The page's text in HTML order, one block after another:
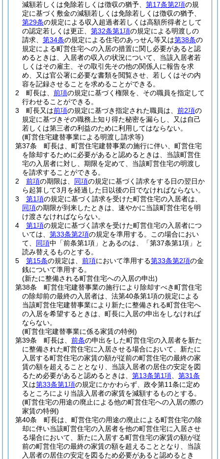
減額若しくは免除若しくは徴収の猶予、 第17条第2項の規
定に基づく敷金の減額若しくは免除若しくは徴収の猶予、
第29条の規定による収入超過者若しくは高額所得者として
の認定若しくは更正、 第32条第1項の規定による明渡しの
請求、 第34条の規定による住宅のあっせん等又は第38条の
規定による町営住宅への入居の措置に関し必要があると認
めるときは、入居者の収入の状況について、当該入居者若
しくはその雇主、その取引先その他の関係人に報告を求
め、又は官公署に必要な書類を閲覧させ、若しくはその内
容を記録させることを求めることができる。
2
町長は、 前項の規定に基づく権限を、その職員を指定して
行わせることができる。
3
町長又は前項の規定に基づき指定された職員は、 前2項の
規定に基づきその職務上知り得た秘密を漏らし、又は自己
若しくは第三者の利益のために利用してはならない。
(町営住宅建替事業による明渡し請求等)
第37条
町長は、町営住宅建替事業の施行に伴い、町営住宅
を除却するために必要があると認めるときは、当該町営住
宅の入居者に対し、期限を定めて、当該町営住宅の明渡し
を請求することができる。
2
前項の期限は、 同項の規定に基づく請求をする日の翌日か
ら起算して3月を経過した日以後の日でなければならない。
3
第1項の規定に基づく請求を受けた町営住宅の入居者は、
同項の期限が到来したときは、速やかに当該町営住宅を明
け渡さなければならない。
4
第1項の規定に基づく請求を受けた町営住宅の入居者につ
いては、 第33条第2項の規定を準用する。
この場合におい
て、 同項中「前条第1項」とあるのは、「第37条第1項」と
読み替えるものとする。
5
第15条の規定は、 前項において準用する第33条第2項の金
銭について準用する。
(新たに整備される町営住宅への入居の申出)
第38条
町営住宅建替事業の施行により除却すべき町営住宅
の除却前の最終の入居者は、法第40条第1項の規定による
当該町営住宅建替事業により新たに整備される町営住宅へ
の入居を希望するときは、町長に入居の申出をしなければ
ならない。
(町営住宅建替事業に係る家賃の特例)
第39条
町長は、 前条の申出をした町営住宅の入居者を新た
に整備された町営住宅に入居させる場合において、新たに
入居する町営住宅の家賃の額が従前の町営住宅の最終の家
賃の額を超えることとなり、当該入居者の居住の安定を図
るため必要があると認めるときは、 第13条第1項
第31条
又は第33条第1項の規定にかかわらず、政令第11条に定め
るところにより当該入居者の家賃を減額するものとする。
(町営住宅の用途の廃止による他の町営住宅への入居の際の
家賃の特例)
第40条
町長は、町営住宅の用途の廃止による町営住宅の除
却に伴い当該町営住宅の入居者を他の町営住宅に入居させ
る場合において、新たに入居する町営住宅の家賃の額が従
前の町営住宅の最終の家賃の額を超えることとなり、当該
入居者の居住の安定を図るため必要があると認めるとき